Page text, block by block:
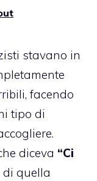
stavano in
facendo
tipo di
diceva “Ci
di quella